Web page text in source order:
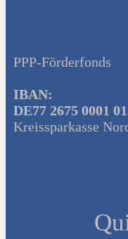
PPP-Förderfonds
IBAN:
DE77 2675 0001
Kreissparkasse